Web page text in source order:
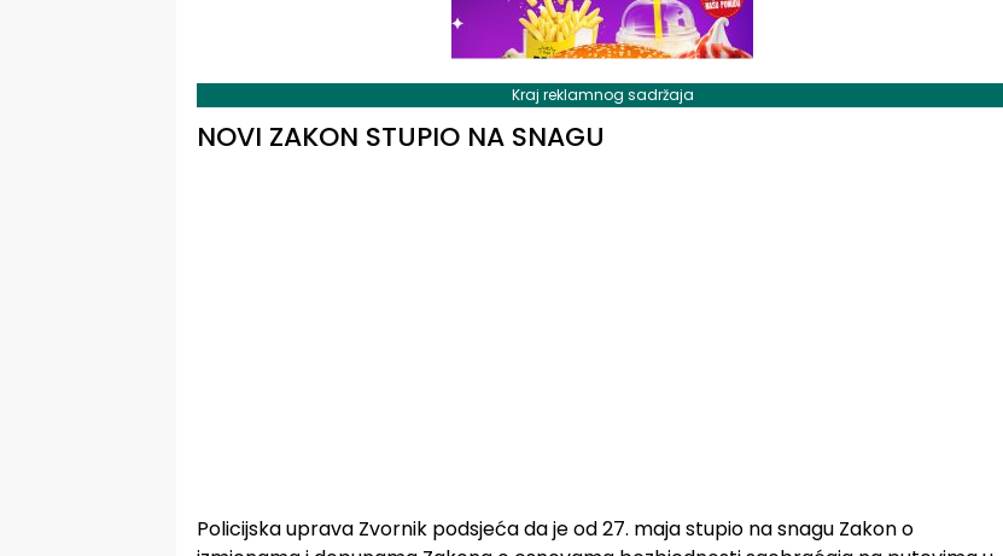
Kraj reklamnog sadržaja
NOVI ZAKON STUPIO NA SNAGU
Policijska uprava Zvornik podsjeća da je od 27. maja stupio na snagu Zakon o